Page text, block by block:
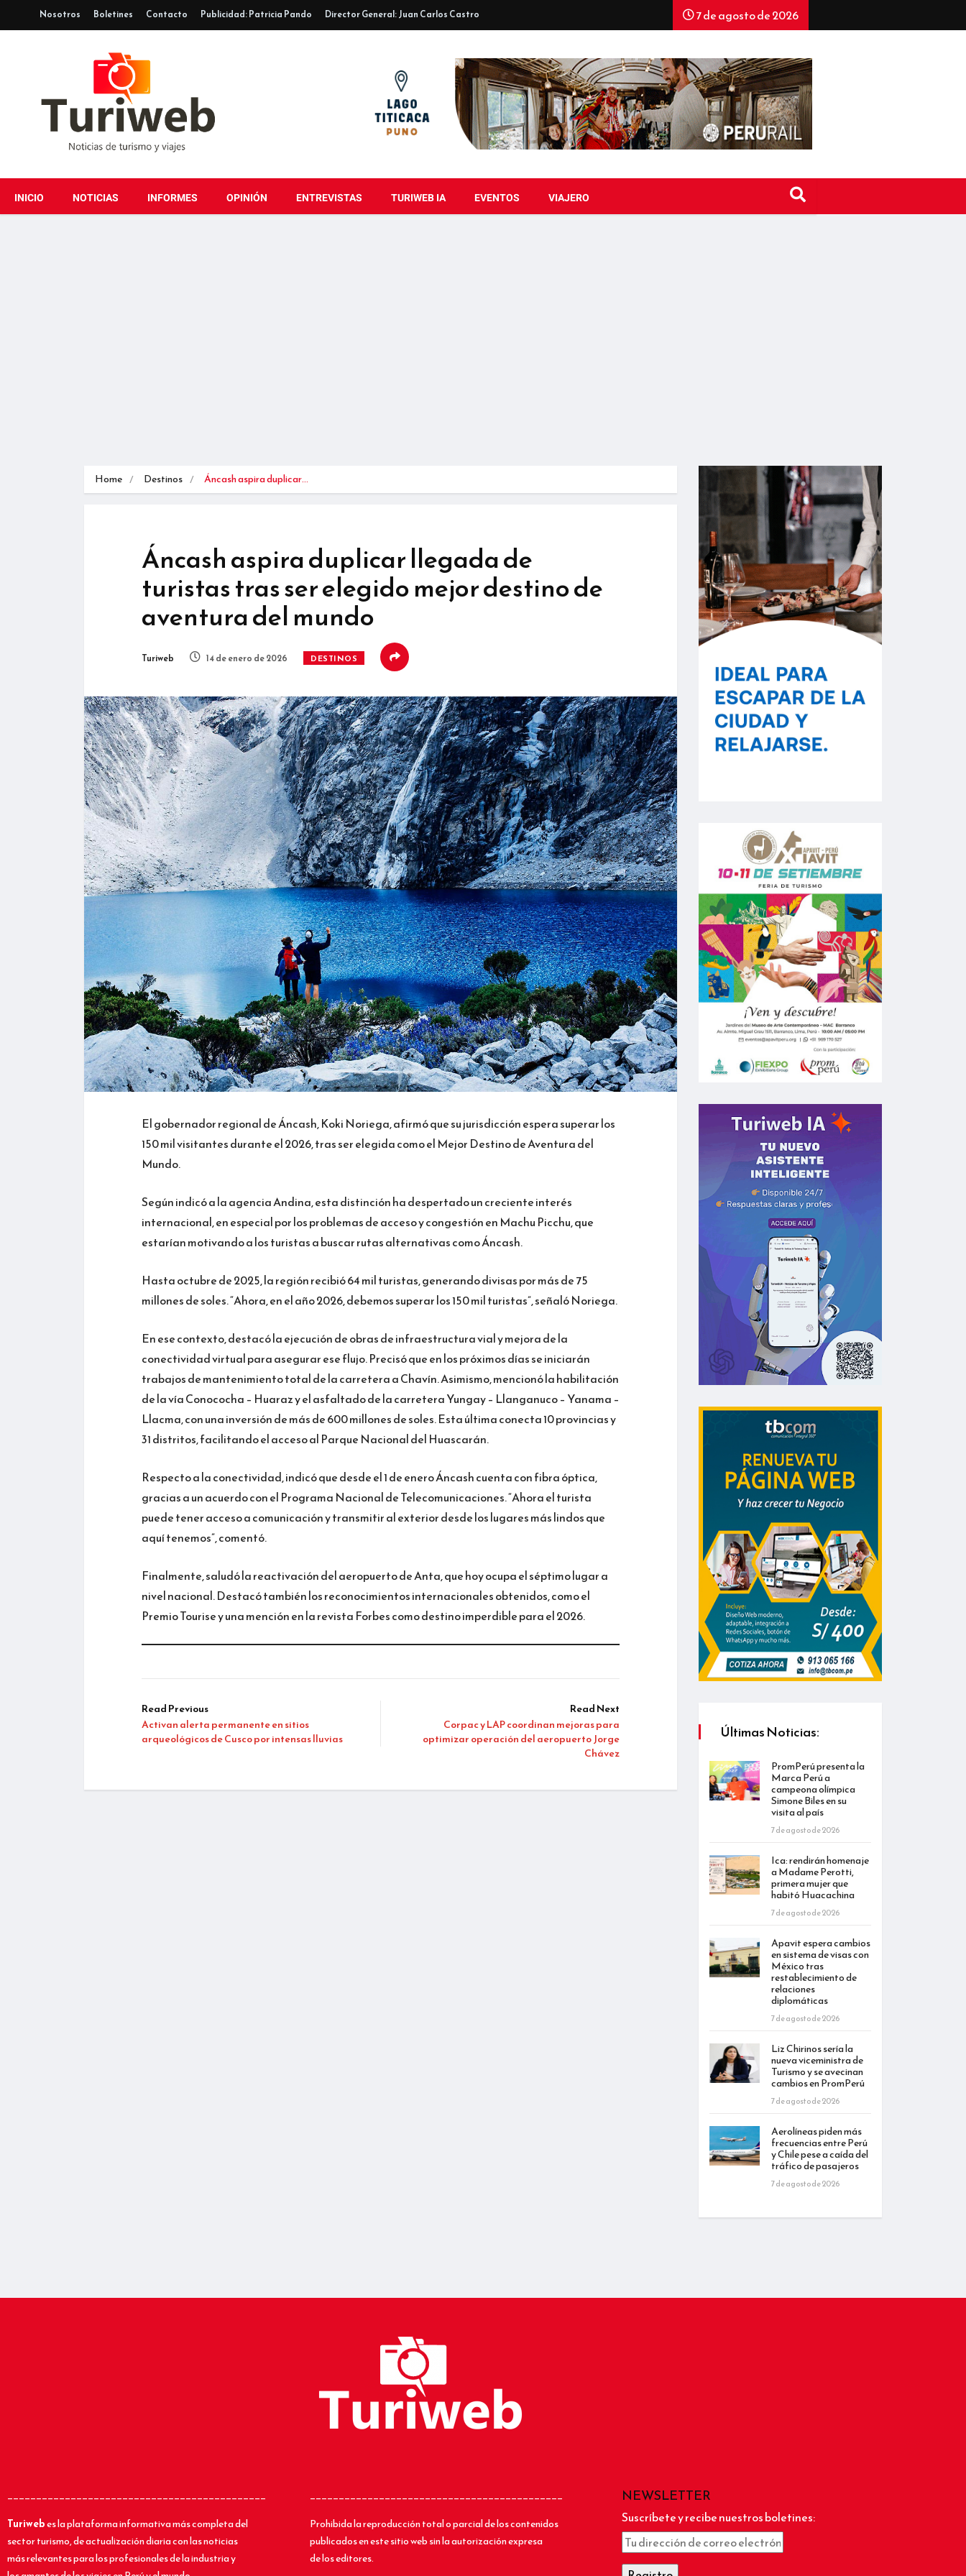
Nosotros Boletines Contacto Publicidad: Patricia Pando Director General: Juan Carlos Castro 7 de agosto de 2026
INICIO NOTICIAS INFORMES OPINIÓN ENTREVISTAS TURIWEB IA EVENTOS VIAJERO
Home Destinos Áncash aspira duplicar…
Áncash aspira duplicar llegada de
turistas tras ser elegido mejor destino de
aventura del mundo
Turiweb 14 de enero de 2026 DESTINOS
El gobernador regional de Áncash, Koki Noriega, afirmó que su jurisdicción espera superar los
150 mil visitantes durante el 2026, tras ser elegida como el Mejor Destino de Aventura del
Mundo.
Según indicó a la agencia Andina, esta distinción ha despertado un creciente interés
internacional, en especial por los problemas de acceso y congestión en Machu Picchu, que
estarían motivando a los turistas a buscar rutas alternativas como Áncash.
Hasta octubre de 2025, la región recibió 64 mil turistas, generando divisas por más de 75
millones de soles. “Ahora, en el año 2026, debemos superar los 150 mil turistas”, señaló Noriega.
En ese contexto, destacó la ejecución de obras de infraestructura vial y mejora de la
conectividad virtual para asegurar ese flujo. Precisó que en los próximos días se iniciarán
trabajos de mantenimiento total de la carretera a Chavín. Asimismo, mencionó la habilitación
de la vía Conococha – Huaraz y el asfaltado de la carretera Yungay – Llanganuco – Yanama –
Llacma, con una inversión de más de 600 millones de soles. Esta última conecta 10 provincias y
31 distritos, facilitando el acceso al Parque Nacional del Huascarán.
Respecto a la conectividad, indicó que desde el 1 de enero Áncash cuenta con fibra óptica,
gracias a un acuerdo con el Programa Nacional de Telecomunicaciones. “Ahora el turista
puede tener acceso a comunicación y transmitir al exterior desde los lugares más lindos que
aquí tenemos”, comentó.
Finalmente, saludó la reactivación del aeropuerto de Anta, que hoy ocupa el séptimo lugar a
nivel nacional. Destacó también los reconocimientos internacionales obtenidos, como el
Premio Tourise y una mención en la revista Forbes como destino imperdible para el 2026.
Read Previous
Activan alerta permanente en sitios
arqueológicos de Cusco por intensas lluvias
Read Next
Corpac y LAP coordinan mejoras para
optimizar operación del aeropuerto Jorge
Chávez
Últimas Noticias:
PromPerú presenta la
Marca Perú a
campeona olímpica
Simone Biles en su
visita al país
7 de agosto de 2026
Ica: rendirán homenaje
a Madame Perotti,
primera mujer que
habitó Huacachina
7 de agosto de 2026
Apavit espera cambios
en sistema de visas con
México tras
restablecimiento de
relaciones
diplomáticas
7 de agosto de 2026
Liz Chirinos sería la
nueva viceministra de
Turismo y se avecinan
cambios en PromPerú
7 de agosto de 2026
Aerolíneas piden más
frecuencias entre Perú
y Chile pese a caída del
tráfico de pasajeros
7 de agosto de 2026
_____________________________________________
Turiwebes la plataforma informativa más completa del
sector turismo, de actualización diaria con las noticias
más relevantes para los profesionales de la industria y
____________________________________________
Prohibida la reproducción total o parcial de los contenidos
publicados en este sitio web sin la autorización expresa
de los editores.
NEWSLETTER
Suscríbete y recibe nuestros boletines: